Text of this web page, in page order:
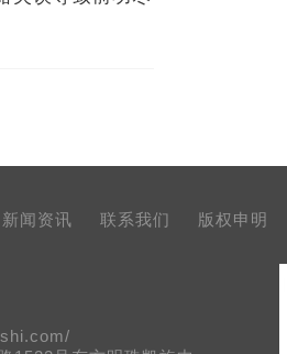
新闻资讯 联系我们 版权申明